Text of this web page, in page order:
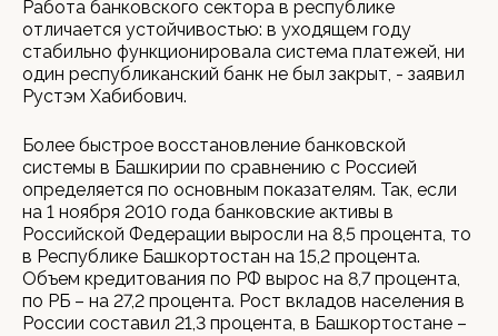
Работа банковского сектора в республике
отличается устойчивостью: в уходящем году
стабильно функционировала система платежей, ни
один республиканский банк не был закрыт, - заявил
Рустэм Хабибович.
Более быстрое восстановление банковской
системы в Башкирии по сравнению с Россией
определяется по основным показателям. Так, если
на 1 ноября 2010 года банковские активы в
Российской Федерации выросли на 8,5 процента, то
в Республике Башкортостан на 15,2 процента.
Объем кредитования по РФ вырос на 8,7 процента,
по РБ – на 27,2 процента. Рост вкладов населения в
России составил 21,3 процента, в Башкортостане –